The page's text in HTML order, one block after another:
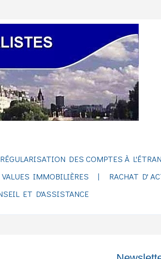
RÉGULARISATION DES COMPTES À
VALUES IMMOBILIÈRES
RACHAT D'
ET D'ASSISTANCE